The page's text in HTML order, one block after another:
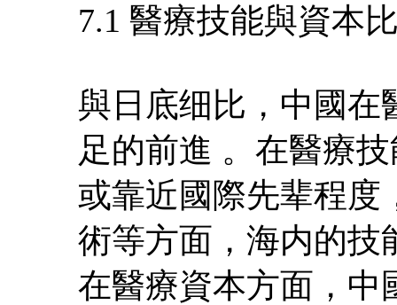
7.1 醫療技能與資本
與日底细比，中國在
足的前進 。在醫療
或靠近國際先辈程度
術等方面，海内的技
在醫療資本方面，中